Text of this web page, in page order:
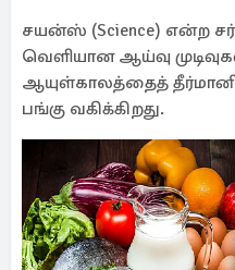
சயன்ஸ் (Science) என்ற
வெளியான ஆய்வு
ஆயுள்காலத்தைத்
பங்கு வகிக்கிறது.